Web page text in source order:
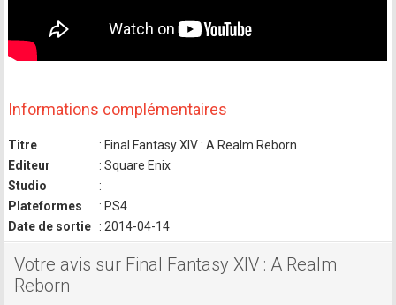
Informations complémentaires
Titre
: Final Fantasy XIV : A Realm Reborn
Editeur
: Square Enix
Studio
:
Plateformes
: PS4
Date de sortie
: 2014-04-14
Votre avis sur Final Fantasy XIV : A Realm
Reborn